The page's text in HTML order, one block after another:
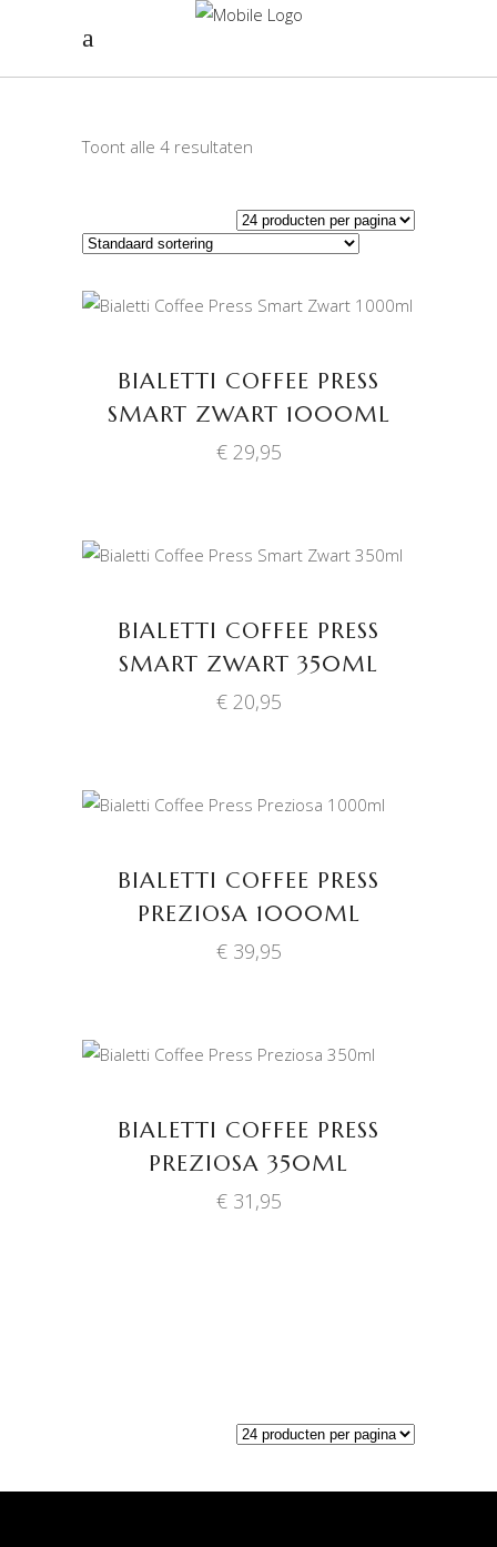
Toont alle 4 resultaten
BIALETTI COFFEE PRESS
SMART ZWART 1000ML
€29,95
BIALETTI COFFEE PRESS
SMART ZWART 350ML
€20,95
BIALETTI COFFEE PRESS
PREZIOSA 1000ML
€39,95
BIALETTI COFFEE PRESS
PREZIOSA 350ML
€31,95